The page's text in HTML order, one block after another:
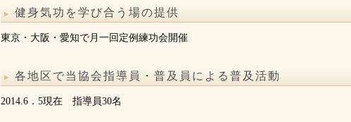
健身気功を学び合う場の提供
東京・大阪・愛知で月一回定例練功会開催
各地区で当協会指導員・普及員による普及活動
2014.6．5現在 指導員30名